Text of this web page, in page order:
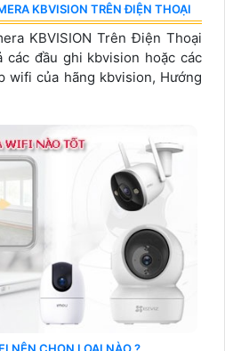
KBVISION TRÊN ĐIỆN THOẠI
KBVISION Trên Điện Thoại
đầu ghi kbvision hoặc các
wifi của hãng kbvision, Hướng